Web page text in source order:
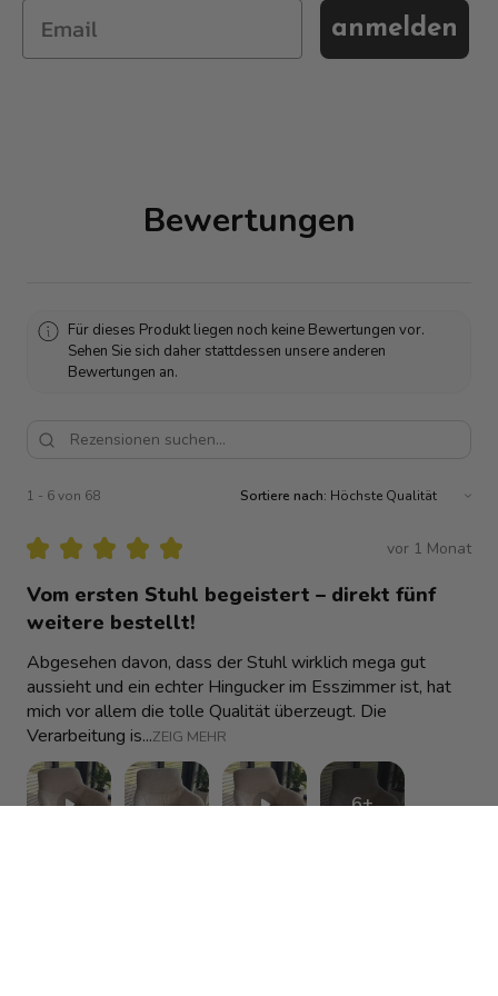
anmelden
Bewertungen
Für dieses Produkt liegen noch keine Bewertungen vor.
Sehen Sie sich daher stattdessen unsere anderen
Bewertungen an.
1 - 6 von 68 Sortiere nach:
★ ★ ★ ★ ★ vor 1 Monat
Vom ersten Stuhl begeistert – direkt fünf
weitere bestellt!
Abgesehen davon, dass der Stuhl wirklich mega gut
aussieht und ein echter Hingucker im Esszimmer ist, hat
mich vor allem die tolle Qualität überzeugt. Die
Verarbeitung is...ZEIG MEHR
6+